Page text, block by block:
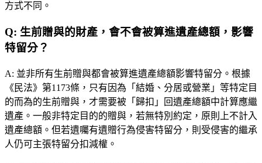
方式不同。
Q: 生前贈與的財產，會不會被算進遺產總額，影響
特留分？
A: 並非所有生前贈與都會被算進遺產總額影響特留分。根據
《民法》第1173條，只有因為「結婚、分居或營業」等特定目
的而為的生前贈與，才需要被「歸扣」回遺產總額中計算應繼
遺產。一般非特定目的的贈與，若無特別約定，原則上不計入
遺產總額。但若遺囑有遺贈行為侵害特留分，則受侵害的繼承
人仍可主張特留分扣減權。